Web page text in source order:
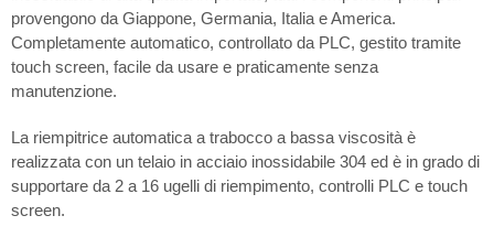
provengono da Giappone, Germania, Italia e America.
Completamente automatico, controllato da PLC, gestito tramite
touch screen, facile da usare e praticamente senza
manutenzione.
La riempitrice automatica a trabocco a bassa viscosità è
realizzata con un telaio in acciaio inossidabile 304 ed è in grado di
supportare da 2 a 16 ugelli di riempimento, controlli PLC e touch
screen.